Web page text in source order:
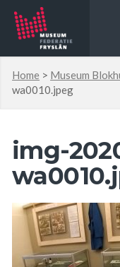
Home > Museum
wa0010.jpeg
img-